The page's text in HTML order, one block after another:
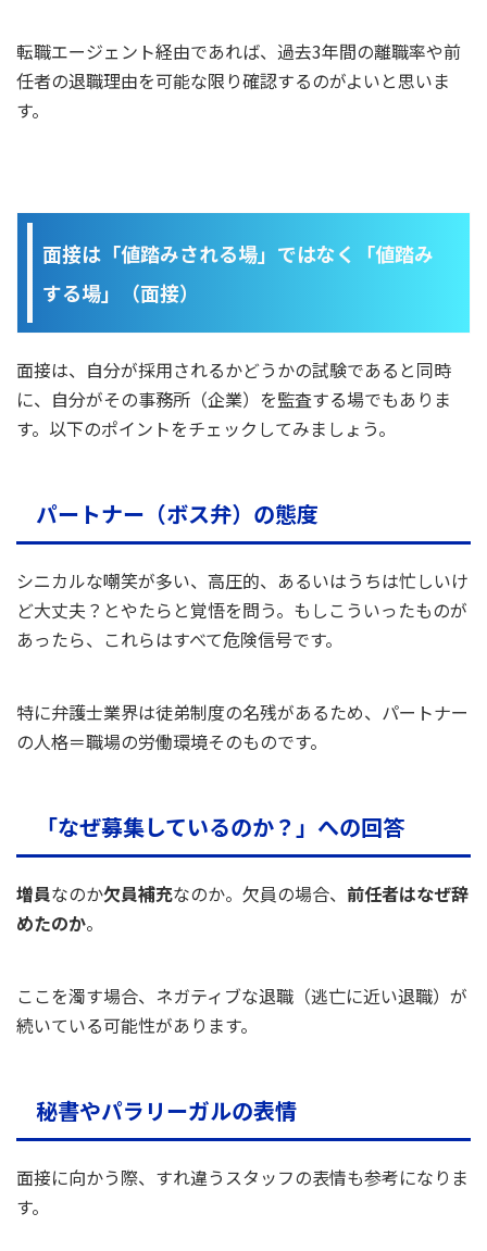
転職エージェント経由であれば、過去3年間の離職率や前
任者の退職理由を可能な限り確認するのがよいと思いま
す。
面接は「値踏みされる場」ではなく「値踏み
する場」（面接）
面接は、自分が採用されるかどうかの試験であると同時
に、自分がその事務所（企業）を監査する場でもありま
す。以下のポイントをチェックしてみましょう。
パートナー（ボス弁）の態度
シニカルな嘲笑が多い、高圧的、あるいはうちは忙しいけ
ど大丈夫？とやたらと覚悟を問う。もしこういったものが
あったら、これらはすべて危険信号です。
特に弁護士業界は徒弟制度の名残があるため、パートナー
の人格＝職場の労働環境そのものです。
「なぜ募集しているのか？」への回答
増員なのか欠員補充なのか。欠員の場合、 前任者はなぜ辞
めたのか。
ここを濁す場合、ネガティブな退職（逃亡に近い退職）が
続いている可能性があります。
秘書やパラリーガルの表情
面接に向かう際、すれ違うスタッフの表情も参考になりま
す。